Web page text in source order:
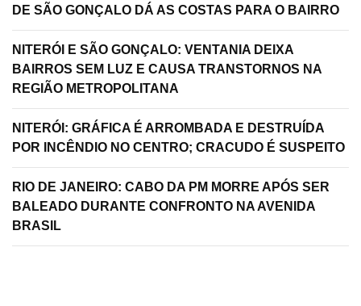
DE SÃO GONÇALO DÁ AS COSTAS PARA O BAIRRO
NITERÓI E SÃO GONÇALO: VENTANIA DEIXA
BAIRROS SEM LUZ E CAUSA TRANSTORNOS NA
REGIÃO METROPOLITANA
NITERÓI: GRÁFICA É ARROMBADA E DESTRUÍDA
POR INCÊNDIO NO CENTRO; CRACUDO É SUSPEITO
RIO DE JANEIRO: CABO DA PM MORRE APÓS SER
BALEADO DURANTE CONFRONTO NA AVENIDA
BRASIL